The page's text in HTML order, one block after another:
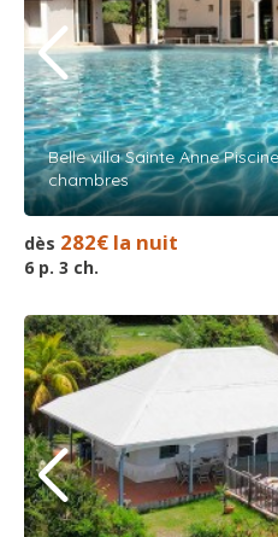
Belle villa Sainte Anne
chambres
dès 282€ la nuit
6 p. 3 ch.